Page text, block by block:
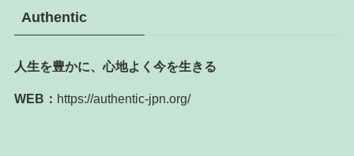
Authentic
人生を豊かに、心地よく今を生きる
WEB： https://authentic-jpn.org/